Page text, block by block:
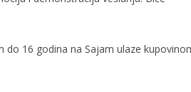
16 godina na Sajam ulaze